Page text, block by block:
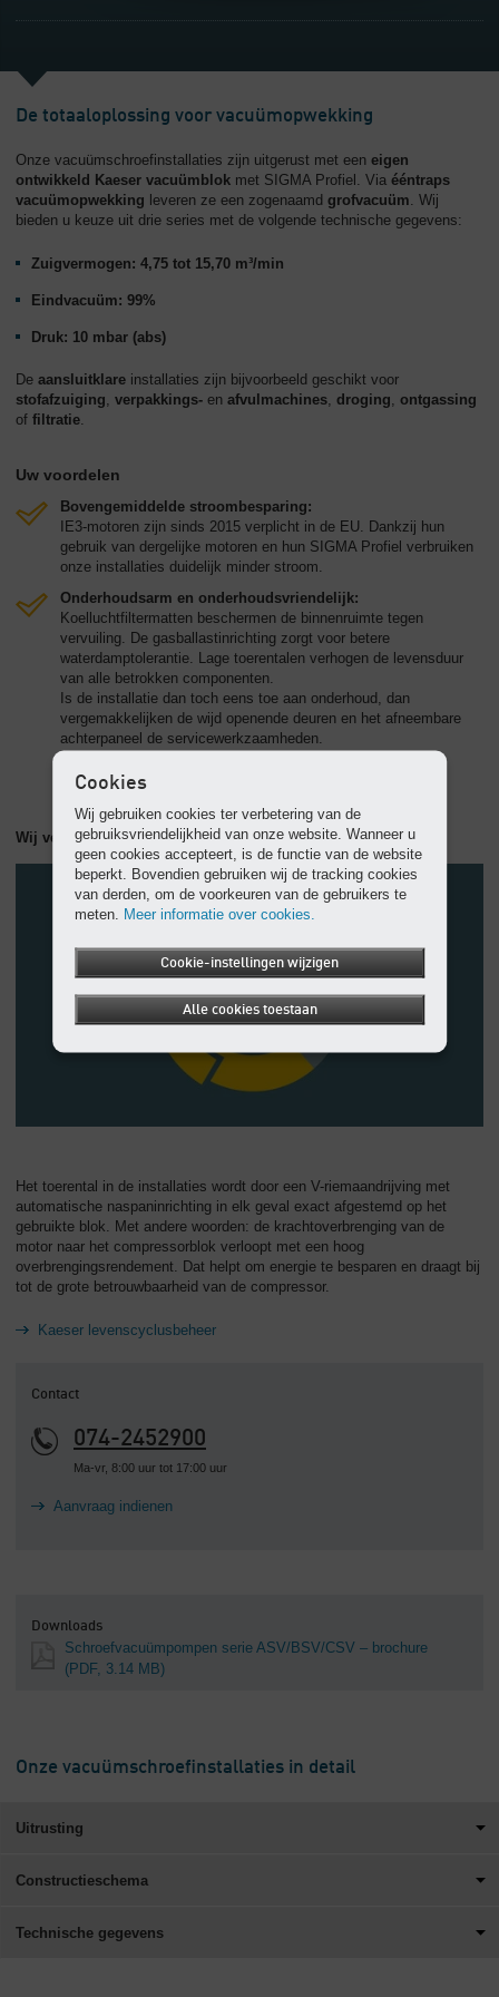
De totaaloplossing voor vacuümopwekking
Onze vacuümschroefinstallaties zijn uitgerust met een eigen
ontwikkeld Kaeser vacuümblok met SIGMA Profiel. Via ééntraps
vacuümopwekking leveren ze een zogenaamd grofvacuüm. Wij
bieden u keuze uit drie series met de volgende technische gegevens:
Zuigvermogen: 4,75 tot 15,70 m³/min
Eindvacuüm: 99%
Druk: 10 mbar (abs)
De aansluitklare installaties zijn bijvoorbeeld geschikt voor
stofafzuiging, verpakkings- en afvulmachines, droging, ontgassing
of filtratie.
Uw voordelen
Bovengemiddelde stroombesparing:
IE3-motoren zijn sinds 2015 verplicht in de EU. Dankzij hun
gebruik van dergelijke motoren en hun SIGMA Profiel verbruiken
onze installaties duidelijk minder stroom.
Onderhoudsarm en onderhoudsvriendelijk:
Koelluchtfiltermatten beschermen de binnenruimte tegen
vervuiling. De gasballastinrichting zorgt voor betere
waterdamptolerantie. Lage toerentalen verhogen de levensduur
van alle betrokken componenten.
Is de installatie dan toch eens toe aan onderhoud, dan
vergemakkelijken de wijd openende deuren en het afneembare
achterpaneel de servicewerkzaamheden.
Wij verlagen uw lopende kosten!
Het toerental in de installaties wordt door een V-riemaandrijving met
automatische naspaninrichting in elk geval exact afgestemd op het
gebruikte blok. Met andere woorden: de krachtoverbrenging van de
motor naar het compressorblok verloopt met een hoog
overbrengingsrendement. Dat helpt om energie te besparen en draagt bij
tot de grote betrouwbaarheid van de compressor.
Kaeser levenscyclusbeheer
Contact
074-2452900
Ma-vr, 8:00 uur tot 17:00 uur
Aanvraag indienen
Downloads
Schroefvacuümpompen serie ASV/BSV/CSV – brochure
(PDF, 3.14 MB)
Onze vacuümschroefinstallaties in detail
Uitrusting
Constructieschema
Technische gegevens
Cookies
Wij gebruiken cookies ter verbetering van de
gebruiksvriendelijkheid van onze website. Wanneer u
geen cookies accepteert, is de functie van de website
beperkt. Bovendien gebruiken wij de tracking cookies
van derden, om de voorkeuren van de gebruikers te
meten. Meer informatie over cookies.
Cookie-instellingen wijzigen
Alle cookies toestaan